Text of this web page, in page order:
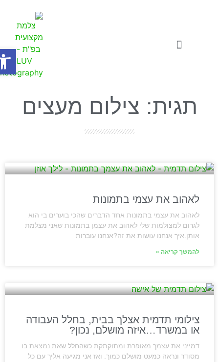
תגית: צילום מעצים
לאהוב את עצמי בתמונות
לאהוב את עצמי בתמונות אחד הדברים שהכי בוערים בי הוא
לגרום למצולמות שלי לאהוב את עצמן בתמונות שאני מצלמת
אותן.איך אנחנו עושות את זה?אנחנו עוברות
להמשך קריאה »
צילומי תדמית אצלך בבית, בחלל העבודה
או במשרד…איזה מושלם, נכון?
דמייני את עצמך מאופרת ומתוקתקת כשהחלל שאת נמצאת בו
מסודר ונראה כמעט מושלם כמוך. ואז אני מגיעה אליך עם כל